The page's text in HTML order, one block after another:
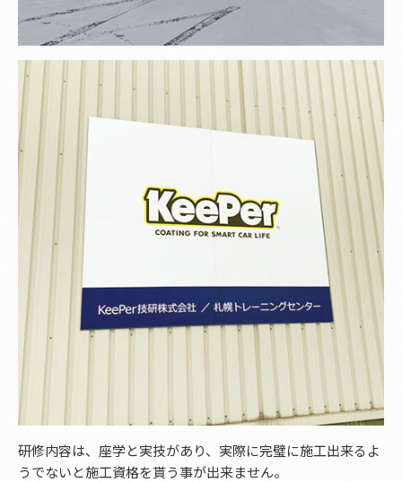
研修内容は、座学と実技があり、実際に完璧に施工出来るよ
うでないと施工資格を貰う事が出来ません。